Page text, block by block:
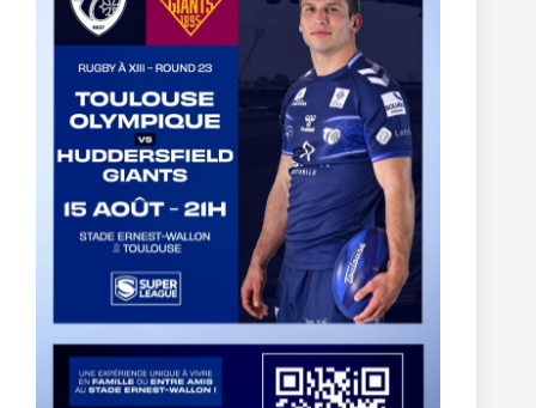
The End of Reubenn Rennie’s Olympian Journey